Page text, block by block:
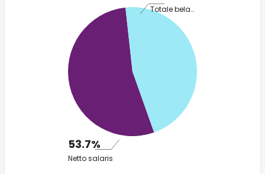
Totale belasting
53.7%
Netto salaris